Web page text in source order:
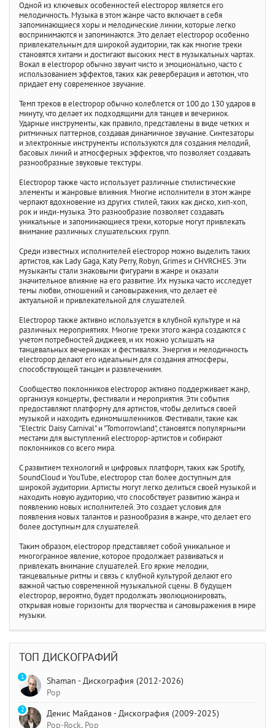
Одной из ключевых особенностей electropop является его
мелодичность. Музыка в этом жанре часто включает в себя
запоминающиеся хоры и мелодические линии, которые легко
воспринимаются и запоминаются. Это делает electropop особенно
привлекательным для широкой аудитории, так как многие треки
становятся хитами и достигают высоких мест в музыкальных чартах.
Вокал в electropop обычно звучит чисто и эмоционально, часто с
использованием эффектов, таких как реверберация и автотюн, что
придает ему современное звучание.
Темп треков в electropop обычно колеблется от 100 до 130 ударов в
минуту, что делает их подходящими для танцев и вечеринок.
Ударные инструменты, как правило, представлены в виде четких и
ритмичных паттернов, создавая динамичное звучание. Синтезаторы
и электронные инструменты используются для создания мелодий,
басовых линий и атмосферных эффектов, что позволяет создавать
разнообразные звуковые текстуры.
Electropop также часто использует различные стилистические
элементы и жанровые влияния. Многие исполнители в этом жанре
черпают вдохновение из других стилей, таких как диско, хип-хоп,
рок и инди-музыка. Это разнообразие позволяет создавать
уникальные и запоминающиеся треки, которые могут привлекать
внимание различных слушательских групп.
Среди известных исполнителей electropop можно выделить таких
артистов, как Lady Gaga, Katy Perry, Robyn, Grimes и CHVRCHES. Эти
музыканты стали знаковыми фигурами в жанре и оказали
значительное влияние на его развитие. Их музыка часто исследует
темы любви, отношений и самовыражения, что делает её
актуальной и привлекательной для слушателей.
Electropop также активно используется в клубной культуре и на
различных мероприятиях. Многие треки этого жанра создаются с
учетом потребностей диджеев, и их можно услышать на
танцевальных вечеринках и фестивалях. Энергия и мелодичность
electropop делают его идеальным для создания атмосферы,
способствующей танцам и развлечениям.
Сообщество поклонников electropop активно поддерживает жанр,
организуя концерты, фестивали и мероприятия. Эти события
предоставляют платформу для артистов, чтобы делиться своей
музыкой и находить единомышленников. Фестивали, такие как
"Electric Daisy Carnival" и "Tomorrowland", становятся популярными
местами для выступлений electropop-артистов и собирают
поклонников со всего мира.
С развитием технологий и цифровых платформ, таких как Spotify,
SoundCloud и YouTube, electropop стал более доступным для
широкой аудитории. Артисты могут легко делиться своей музыкой и
находить новую аудиторию, что способствует развитию жанра и
появлению новых исполнителей. Это создает условия для
появления новых талантов и разнообразия в жанре, что делает его
более доступным для слушателей.
Таким образом, electropop представляет собой уникальное и
многогранное явление, которое продолжает развиваться и
привлекать внимание слушателей. Его яркие мелодии,
танцевальные ритмы и связь с клубной культурой делают его
важной частью современной музыкальной сцены. В будущем
electropop, вероятно, будет продолжать эволюционировать,
открывая новые горизонты для творчества и самовыражения в мире
музыки.
ТОП ДИСКОГРАФИЙ
Shaman - Дискография (2012-2026)
Pop
1
Денис Майданов - Дискография (2009-2025)
Pop-Rock, Pop
2